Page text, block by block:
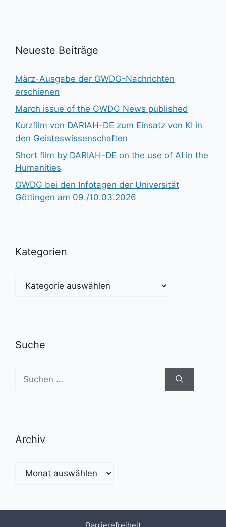
Neueste Beiträge
März-Ausgabe der GWDG-Nachrichten
erschienen
March issue of the GWDG News published
Kurzfilm von DARIAH-DE zum Einsatz von KI in
den Geisteswissenschaften
Short film by DARIAH-DE on the use of AI in the
Humanities
GWDG bei den Infotagen der Universität
Göttingen am 09./10.03.2026
Kategorien
Kategorien
Suche
Suchen
nach:
Archiv
Archiv